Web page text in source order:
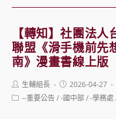
補
貼
專
案
計
促
進
聯
盟
於
衛
生
福
利
預
【轉知】社團法
聯盟《滑手機前先
南》漫畫書線上版
Post
author:
生輔組長
Post
published:
2026-04-27
Post--重要公告/-國中部/-學務處